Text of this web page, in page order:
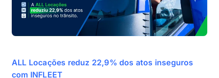
ALL Locações reduz 22,9% dos atos inseguros
com INFLEET